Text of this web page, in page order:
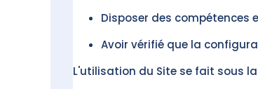
Disposer des compétences
Avoir vérifié que la
L'utilisation du Site se fait sous